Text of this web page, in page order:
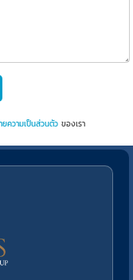
ยความเป็นส่วนตัว ของเรา